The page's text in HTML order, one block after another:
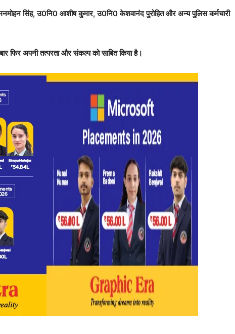
सिंह, उ0नि0 आशीष कुमार, उ0नि0 केशवानंद पुरोहित और अन्य पुलिस कर्मचारी
फिर अपनी तत्परता और संकल्प को साबित किया है।